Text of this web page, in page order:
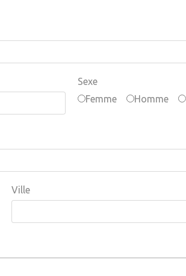
Sexe
Femme
Homme
Ville